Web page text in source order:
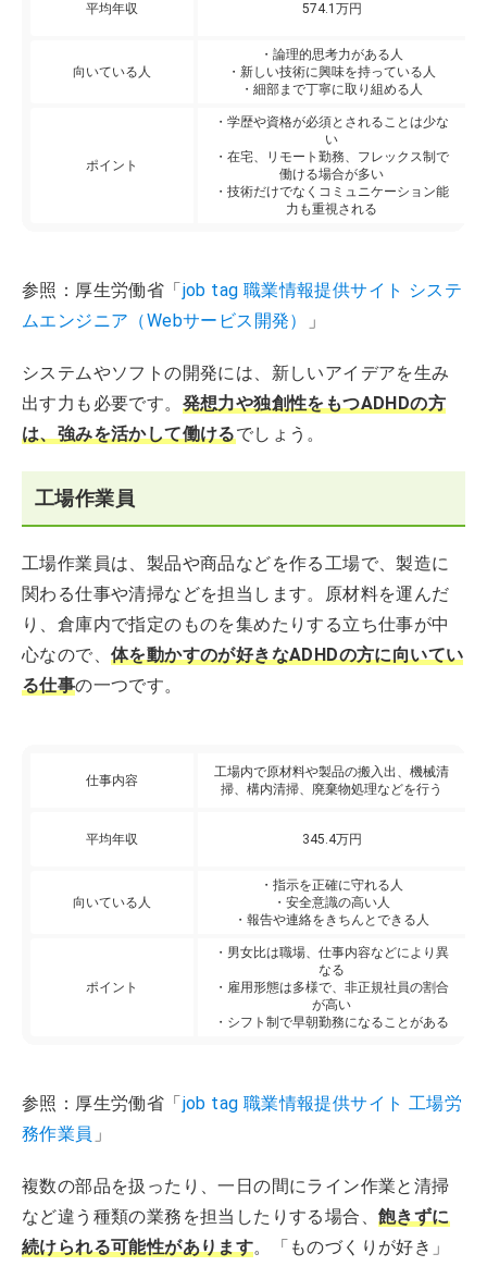
平均年収 574.1万円
向いている人
・論理的思考力がある人
・新しい技術に興味を持っている人
・細部まで丁寧に取り組める人
ポイント
・学歴や資格が必須とされることは少な
い
・在宅、リモート勤務、フレックス制で
働ける場合が多い
・技術だけでなくコミュニケーション能
力も重視される
参照：厚生労働省「job tag 職業情報提供サイト システ
ムエンジニア（Webサービス開発）
」
システムやソフトの開発には、新しいアイデアを生み
出す力も必要です。 発想力や独創性をもつADHDの方
は、強みを活かして働けるでしょう。
工場作業員
工場作業員は、製品や商品などを作る工場で、製造に
関わる仕事や清掃などを担当します。原材料を運んだ
り、倉庫内で指定のものを集めたりする立ち仕事が中
心なので、 体を動かすのが好きなADHDの方に向いてい
る仕事の一つです。
仕事内容
工場内で原材料や製品の搬入出、機械清
掃、構内清掃、廃棄物処理などを行う
平均年収 345.4万円
向いている人
・指示を正確に守れる人
・安全意識の高い人
・報告や連絡をきちんとできる人
ポイント
・男女比は職場、仕事内容などにより異
なる
・雇用形態は多様で、非正規社員の割合
が高い
・シフト制で早朝勤務になることがある
参照：厚生労働省「job tag 職業情報提供サイト 工場労
務作業員 」
複数の部品を扱ったり、一日の間にライン作業と清掃
など違う種類の業務を担当したりする場合、 飽きずに
続けられる可能性があります。「ものづくりが好き」